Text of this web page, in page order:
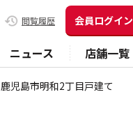
閲覧履歴 会員ログイン
ニュース 店舗一覧
鹿児島市明和2丁目戸建て